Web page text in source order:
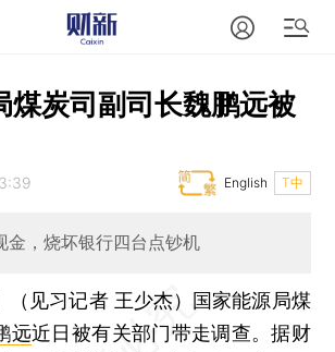
煤炭司副司长魏鹏远被
T中
English
金，烧坏银行四台点钞机
（见习记者 王少杰） 国家能源局煤
远近日被有关部门带走调查。据财